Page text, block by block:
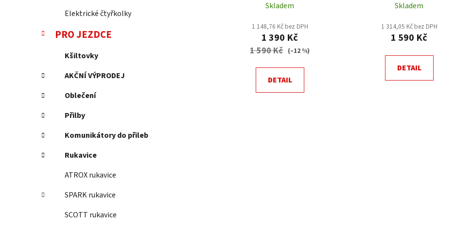
Elektrické čtyřkolky
PRO JEZDCE
Kšiltovky
AKČNÍ VÝPRODEJ
Oblečení
Přilby
Komunikátory do přileb
Rukavice
ATROX rukavice
SPARK rukavice
SCOTT rukavice
Skladem
1 148,76 Kč bez DPH
1 390 Kč
1 590 Kč (–12 %)
DETAIL
Skladem
1 314,05 Kč bez DPH
1 590 Kč
DETAIL